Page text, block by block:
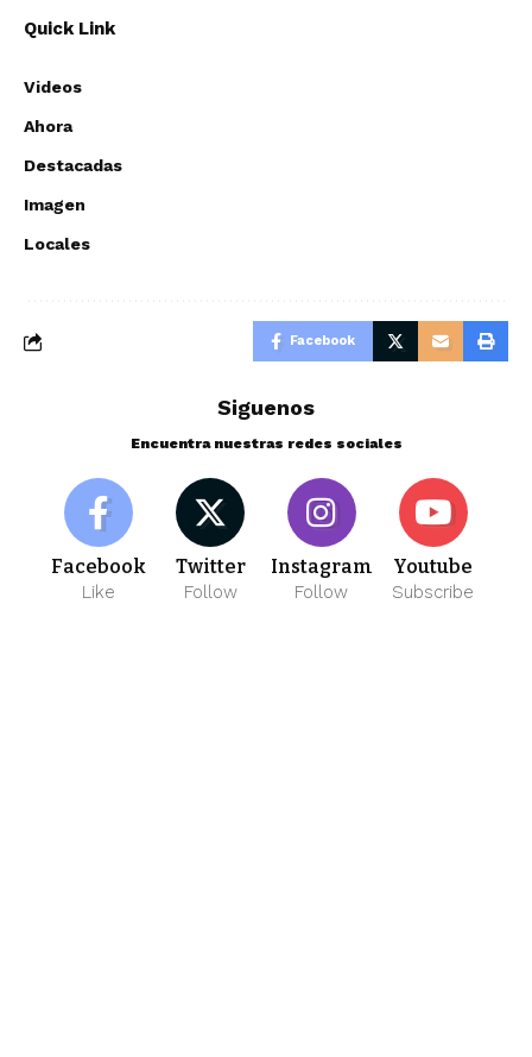
Quick Link
Videos
Ahora
Destacadas
Imagen
Locales
Facebook
Siguenos
Encuentra nuestras redes sociales
Facebook
Like
Twitter
Follow
Instagram
Follow
Youtube
Subscribe